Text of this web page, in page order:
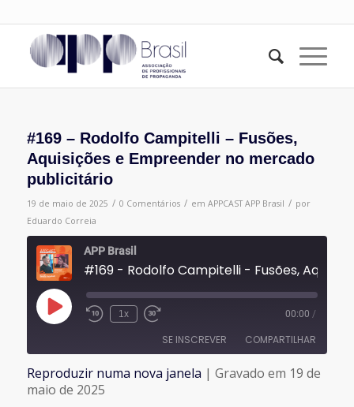
#169 – Rodolfo Campitelli – Fusões,
Aquisições e Empreender no mercado
publicitário
19 de maio de 2025 / 0 Comentários / em APPCAST APP Brasil / por
Eduardo Correia
APP Brasil
Reproduzir
episódio
1x 00:00 /
SE INSCREVER COMPARTILHAR
FEED RSS
COMPARTILHAR
Reproduzir numa nova janela | Gravado em 19 de
maio de 2025